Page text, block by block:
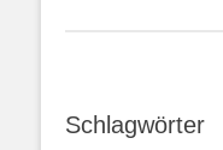
Schlagwörter